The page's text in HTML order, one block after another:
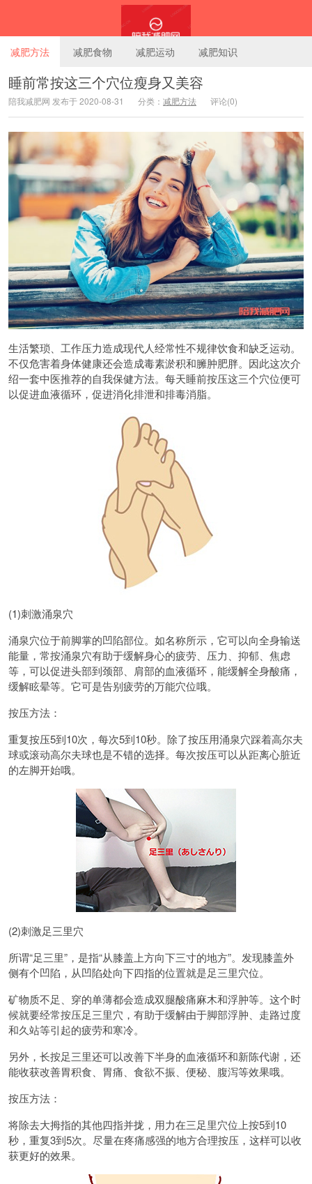
陪我减肥网
减肥方法 减肥食物 减肥运动 减肥知识
睡前常按这三个穴位瘦身又美容
陪我减肥网 发布于 2020-08-31 分类： 减肥方法 评论(0)
生活繁琐、工作压力造成现代人经常性不规律饮食和缺乏运动。
不仅危害着身体健康还会造成毒素淤积和臃肿肥胖。因此这次介
绍一套中医推荐的自我保健方法。每天睡前按压这三个穴位便可
以促进血液循环，促进消化排泄和排毒消脂。
(1)刺激涌泉穴
涌泉穴位于前脚掌的凹陷部位。如名称所示，它可以向全身输送
能量，常按涌泉穴有助于缓解身心的疲劳、压力、抑郁、焦虑
等，可以促进头部到颈部、肩部的血液循环，能缓解全身酸痛，
缓解眩晕等。它可是告别疲劳的万能穴位哦。
按压方法：
重复按压5到10次，每次5到10秒。除了按压用涌泉穴踩着高尔夫
球或滚动高尔夫球也是不错的选择。每次按压可以从距离心脏近
的左脚开始哦。
(2)刺激足三里穴
所谓“足三里”，是指“从膝盖上方向下三寸的地方”。发现膝盖外
侧有个凹陷，从凹陷处向下四指的位置就是足三里穴位。
矿物质不足、穿的单薄都会造成双腿酸痛麻木和浮肿等。这个时
候就要经常按压足三里穴，有助于缓解由于脚部浮肿、走路过度
和久站等引起的疲劳和寒冷。
另外，长按足三里还可以改善下半身的血液循环和新陈代谢，还
能收获改善胃积食、胃痛、食欲不振、便秘、腹泻等效果哦。
按压方法：
将除去大拇指的其他四指并拢，用力在三足里穴位上按5到10
秒，重复3到5次。尽量在疼痛感强的地方合理按压，这样可以收
获更好的效果。